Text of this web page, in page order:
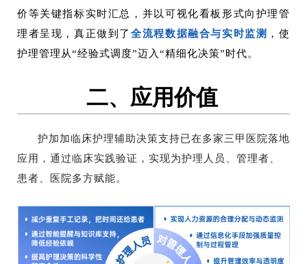
价等关键指标实时汇总，并以可视化看板形式向护理管
理者呈现，真正做到了全流程数据融合与实时监测
，使
护理管理从“经验式调度”迈入“精细化决策”时代。
二、应用价值
护加加临床护理辅助决策支持已在多家三甲医院落地
应用，通过临床实践验证，实现为护理人员、管理者、
患者、医院多方赋能。